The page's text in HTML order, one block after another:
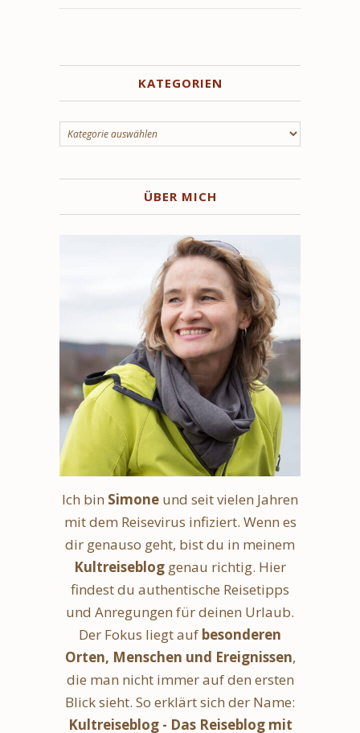
KATEGORIEN
Kategorien
ÜBER MICH
Ich bin Simone und seit vielen Jahren
mit dem Reisevirus infiziert. Wenn es
dir genauso geht, bist du in meinem
Kultreiseblog genau richtig. Hier
findest du authentische Reisetipps
und Anregungen für deinen Urlaub.
Der Fokus liegt auf besonderen
Orten, Menschen und Ereignissen,
die man nicht immer auf den ersten
Blick sieht. So erklärt sich der Name:
Kultreiseblog - Das Reiseblog mit